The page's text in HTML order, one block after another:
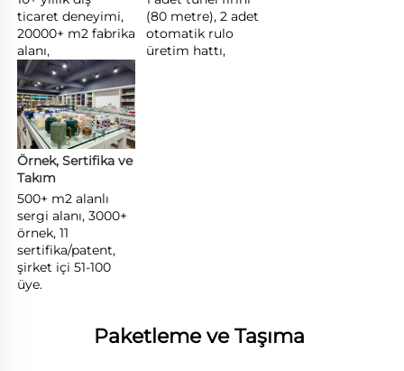
ticaret deneyimi,
20000+ m2 fabrika
alanı,
(80 metre), 2 adet
otomatik rulo
üretim hattı,
Örnek, Sertifika ve
Takım
500+ m2 alanlı
sergi alanı, 3000+
örnek, 11
sertifika/patent,
şirket içi 51-100
üye.
Paketleme ve Taşıma